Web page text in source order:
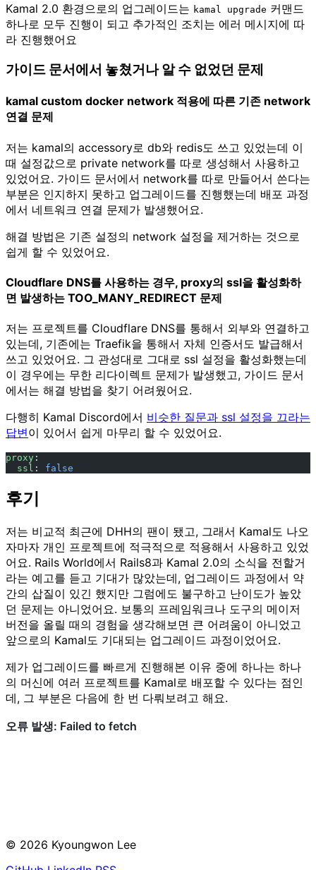
Kamal 2.0 환경으로의 업그레이드는 kamal upgrade 커맨드
하나로 모두 진행이 되고 추가적인 조치는 에러 메시지에 따
라 진행했어요
가이드 문서에서 놓쳤거나 알 수 없었던 문제
kamal custom docker network 적용에 따른 기존 network
연결 문제
저는 kamal의 accessory로 db와 redis도 쓰고 있었는데 이
때 설정값으로 private network를 따로 생성해서 사용하고
있었어요. 가이드 문서에서 network를 따로 만들어서 쓴다는
부분은 인지하지 못하고 업그레이드를 진행했는데 배포 과정
에서 네트워크 연결 문제가 발생했어요.
해결 방법은 기존 설정의 network 설정을 제거하는 것으로
쉽게 할 수 있었어요.
Cloudflare DNS를 사용하는 경우, proxy의 ssl을 활성화하
면 발생하는 TOO_MANY_REDIRECT 문제
저는 프로젝트를 Cloudflare DNS를 통해서 외부와 연결하고
있는데, 기존에는 Traefik을 통해서 자체 인증서도 발급해서
쓰고 있었어요. 그 관성대로 그대로 ssl 설정을 활성화했는데
이 경우에는 무한 리다이렉트 문제가 발생했고, 가이드 문서
에서는 해결 방법을 찾기 어려웠어요.
다행히 Kamal Discord에서 비슷한 질문과 ssl 설정을 끄라는
답변이 있어서 쉽게 마무리 할 수 있었어요.
proxy :
  ssl
: false
후기
저는 비교적 최근에 DHH의 팬이 됐고, 그래서 Kamal도 나오
자마자 개인 프로젝트에 적극적으로 적용해서 사용하고 있었
어요. Rails World에서 Rails8과 Kamal 2.0의 소식을 전할거
라는 예고를 듣고 기대가 많았는데, 업그레이드 과정에서 약
간의 삽질이 있긴 했지만 그럼에도 불구하고 난이도가 높았
던 문제는 아니었어요. 보통의 프레임워크나 도구의 메이저
버전을 올릴 때의 경험을 생각해보면 큰 어려움이 아니었고
앞으로의 Kamal도 기대되는 업그레이드 과정이었어요.
제가 업그레이드를 빠르게 진행해본 이유 중에 하나는 하나
의 머신에 여러 프로젝트를 Kamal로 배포할 수 있다는 점인
데, 그 부분은 다음에 한 번 다뤄보려고 해요.
© 2026 Kyoungwon Lee